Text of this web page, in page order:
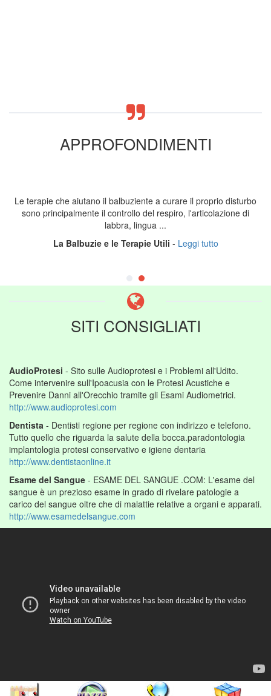
APPROFONDIMENTI
Le terapie che aiutano il balbuziente a curare il proprio disturbo
sono principalmente il controllo del respiro, l'articolazione di
labbra, lingua ...
La Balbuzie e le Terapie Utili - Leggi tutto
SITI CONSIGLIATI
AudioProtesi - Sito sulle Audioprotesi e i Problemi all'Udito.
Come intervenire sull'Ipoacusia con le Protesi Acustiche e
Prevenire Danni all'Orecchio tramite gli Esami Audiometrici.
http://www.audioprotesi.com
Dentista - Dentisti regione per regione con indirizzo e telefono.
Tutto quello che riguarda la salute della bocca.paradontologia
implantologia protesi conservativo e igiene dentaria
http://www.dentistaonline.it
Esame del Sangue - ESAME DEL SANGUE .COM: L'esame del
sangue è un prezioso esame in grado di rivelare patologie a
carico del sangue oltre che di malattie relative a organi e apparati.
http://www.esamedelsangue.com